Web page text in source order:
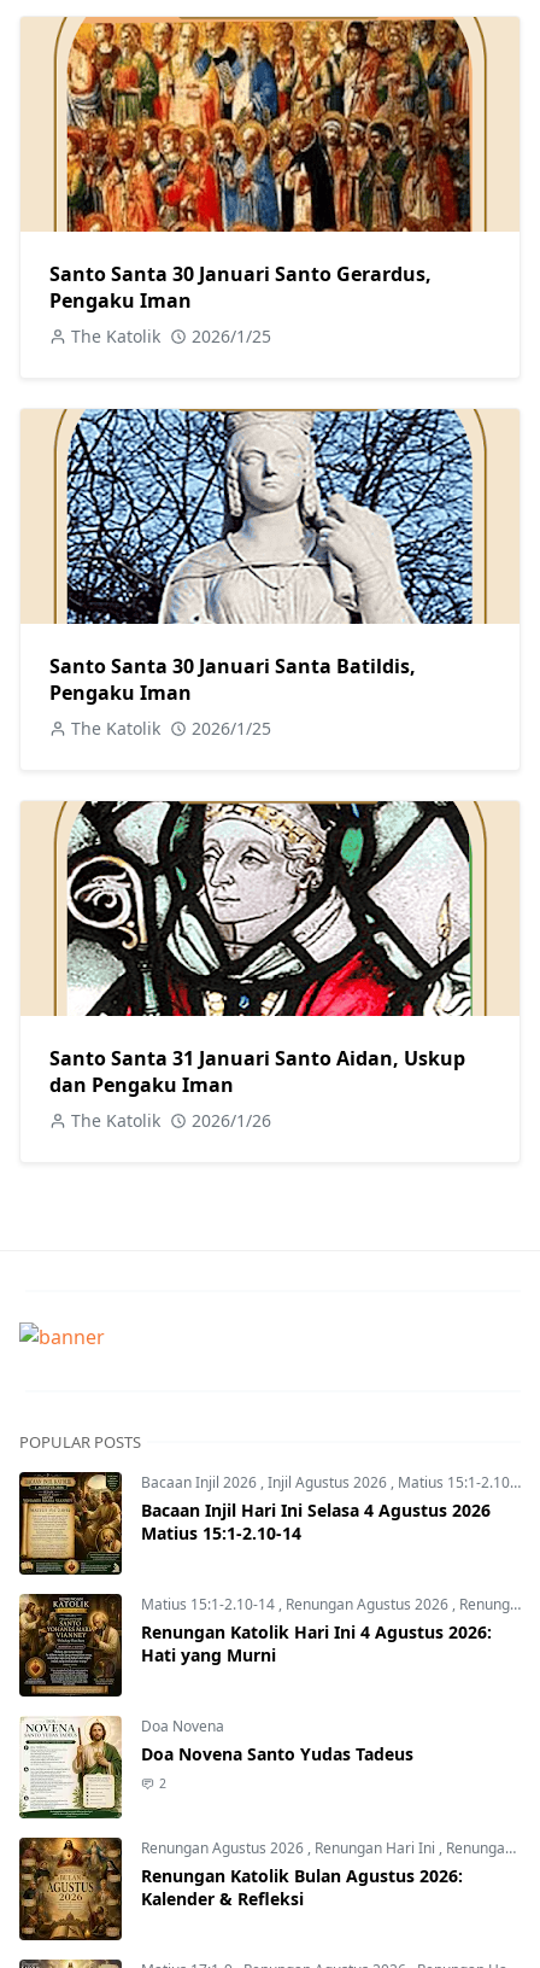
Santo Santa 30 Januari Santo Gerardus,
Pengaku Iman
The Katolik 2026/1/25
Santo Santa 30 Januari Santa Batildis,
Pengaku Iman
The Katolik 2026/1/25
Santo Santa 31 Januari Santo Aidan, Uskup
dan Pengaku Iman
The Katolik 2026/1/26
POPULAR POSTS
Bacaan Injil 2026 ,Injil Agustus 2026 , Matius 15:1-2.10-14
Bacaan Injil Hari Ini Selasa 4 Agustus 2026
Matius 15:1-2.10-14
Matius 15:1-2.10-14 , Renungan Agustus 2026 , Renungan Hari Ini
Renungan Katolik Hari Ini 4 Agustus 2026:
Hati yang Murni
Doa Novena
Doa Novena Santo Yudas Tadeus
2
Renungan Agustus 2026 , Renungan Hari Ini , Renungan harian
Renungan Katolik Bulan Agustus 2026:
Kalender & Refleksi